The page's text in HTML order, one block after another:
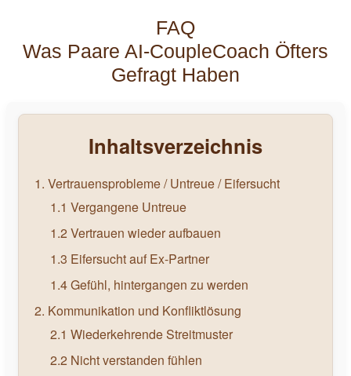
FAQ
Was Paare AI-CoupleCoach Öfters
Gefragt Haben
Inhaltsverzeichnis
1. Vertrauensprobleme / Untreue / Eifersucht
1.1 Vergangene Untreue
1.2 Vertrauen wieder aufbauen
1.3 Eifersucht auf Ex-Partner
1.4 Gefühl, hintergangen zu werden
2. Kommunikation und Konfliktlösung
2.1 Wiederkehrende Streitmuster
2.2 Nicht verstanden fühlen